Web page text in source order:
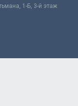
1-Б, 3-й этаж